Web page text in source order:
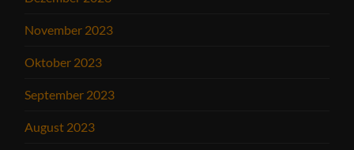
November 2023
Oktober 2023
September 2023
August 2023